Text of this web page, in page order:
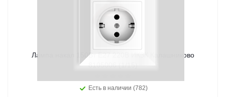
Лампа накал 150Вт Е27 220В ИКЗК Калашниково
8105006 (1/15)
Есть в наличии (782)